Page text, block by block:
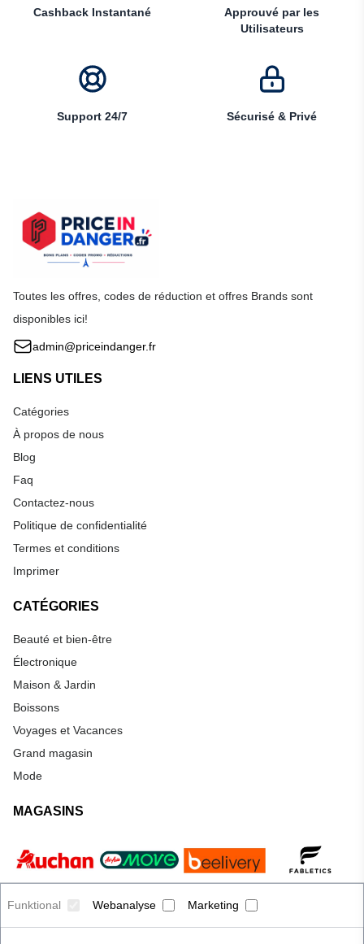
Cashback Instantané
Approuvé par les
Utilisateurs
Support 24/7 Sécurisé & Privé
Funktional Webanalyse Marketing
Toutes les offres, codes de réduction et offres Brands sont
disponibles ici!
admin@priceindanger.fr
LIENS UTILES
Catégories
À propos de nous
Blog
Faq
Contactez-nous
Politique de confidentialité
Termes et conditions
Imprimer
CATÉGORIES
Beauté et bien-être
Électronique
Maison & Jardin
Boissons
Voyages et Vacances
Grand magasin
Mode
MAGASINS